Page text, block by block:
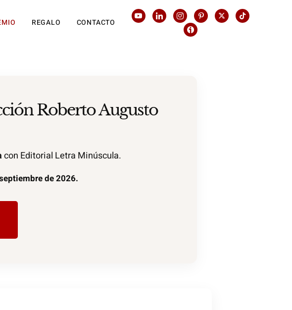
REGALO CONTACTO
Roberto Augusto
con Editorial Letra Minúscula.
de 2026.